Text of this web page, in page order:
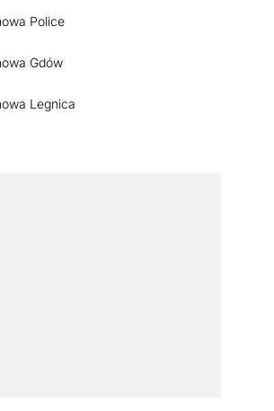
Police
Gdów
Legnica